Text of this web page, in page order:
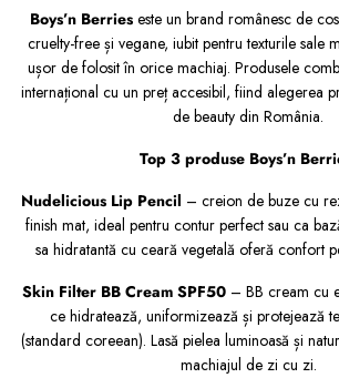
Boys’n Berrieseste un brand românesc de
cruelty-free și vegane, iubit pentru texturile sale
ușor de folosit în orice machiaj. Produsele
internațional cu un preț accesibil, fiind alegerea
de beauty din România.
Top 3 produse Boys’n
Nudelicious Lip Pencil – creion de buze cu
finish mat, ideal pentru contur perfect sau ca
sa hidratantă cu ceară vegetală oferă confort
Skin Filter BB Cream SPF50– BB cream cu
ce hidratează, uniformizează și protejează
(standard coreean). Lasă pielea luminoasă și
machiajul de zi cu zi.